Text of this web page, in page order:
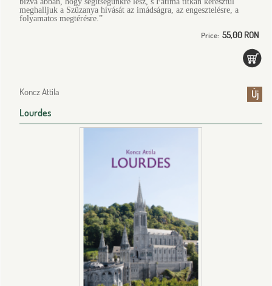
meghalljuk a Szűzanya hívását az imádságra, az engesztelésre, a
folyamatos megtérésre.”
Price: 55,00 RON
Új
Koncz Attila
Lourdes